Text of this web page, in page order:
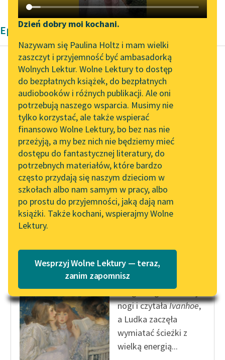
Katalog DAISY
Podkasty o książkach
Zgłoś brak utworu
Aktualności
„Prokurator Alicja Horn”
do słuchania
Byliśmy częścią AI Impact
Lab
Zapraszamy na spotkanie
online z tłumaczkami
literatury skandynawskiej
Spotkanie z Katarzyną
Tunkiel w Oslo
102. lata temu zmarł
Joseph Conrad
Lektury szkolne i klasyka
literatury do słuchania dla
uczennic i uczniów z
niepełnosprawnościami
E-kolekcja lektur
szkolnych i literatury do
słuchania dla uczennic i
Narzędzia
Mapa Wolnych Lektur
Leśmianator
Przewodnik dla piszących i
czytających
API
OAI-PMH
Widget Wolnych Lektur
Przypisy
Katalog w formacie PDF
Dzień dobry moi kochani.
Nazywam się Paulina Holtz i mam wielki
zaszczyt i przyjemność być ambasadorką
Wolnych Lektur. Wolne Lektury to dostęp
do bezpłatnych książek, do bezpłatnych
audiobooków i różnych publikacji. Ale oni
potrzebują naszego wsparcia. Musimy nie
tylko korzystać, ale także wspierać
finansowo Wolne Lektury, bo bez nas nie
przeżyją, a my bez nich nie będziemy mieć
dostępu do fantastycznej literatury, do
potrzebnych materiałów, które bardzo
często przydają się naszym dzieciom w
szkołach albo nam samym w pracy, albo
po prostu do przyjemności, jaką dają nam
książki. Także kochani, wspierajmy Wolne
Lektury.
Wesprzyj Wolne Lektury — teraz,
zanim zapomnisz
Epika Pozytywizm
Louisa May Alcott
Małe kobietki
Rodzinny dom
wydawał się jej nagi i
smutny, praca cięższa
niż dawniej i uważała
się...
Czytaj więcej
Małe kobietki
Małgosia grzała dalej
nogi i czytałaIvanhoe,
a Ludka zaczęła
wymiatać ścieżki z
wielką energią...